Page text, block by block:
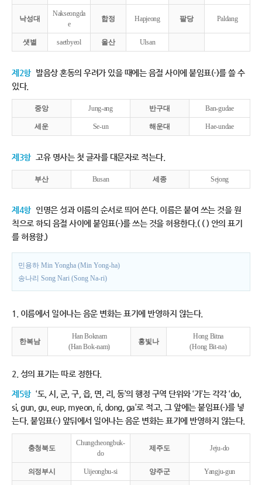
낙성대
Nakseongda
e
합정 Hapjeong 팔당 Paldang
샛별 saetbyeol 울산 Ulsan
제2항 발음상 혼동의 우려가 있을 때에는 음절 사이에 붙임표(-)를 쓸 수
있다.
중앙 Jung-ang 반구대 Ban-gudae
세운 Se-un 해운대 Hae-undae
제3항 고유 명사는 첫 글자를 대문자로 적는다.
부산 Busan 세종 Sejong
제4항 인명은 성과 이름의 순서로 띄어 쓴다. 이름은 붙여 쓰는 것을 원
칙으로 하되 음절 사이에 붙임표(-)를 쓰는 것을 허용한다.( ( ) 안의 표기
를 허용함.)
민용하 Min Yongha (Min Yong-ha)
송나리 Song Nari (Song Na-ri)
1. 이름에서 일어나는 음운 변화는 표기에 반영하지 않는다.
한복남
Han Boknam
(Han Bok-nam)
홍빛나
Hong Bitna
(Hong Bit-na)
2. 성의 표기는 따로 정한다.
제5항 ‘도, 시, 군, 구, 읍, 면, 리, 동’의 행정 구역 단위와 ‘가’는 각각 ‘do,
si, gun, gu, eup, myeon, ri, dong, ga’로 적고, 그 앞에는 붙임표(-)를 넣
는다. 붙임표(-) 앞뒤에서 일어나는 음운 변화는 표기에 반영하지 않는다.
충청북도
Chungcheongbuk-
do
제주도 Jeju-do
의정부시 Uijeongbu-si 양주군 Yangju-gun